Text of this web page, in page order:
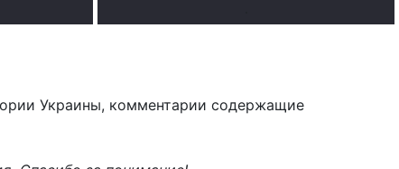
Украины, комментарии содержащие